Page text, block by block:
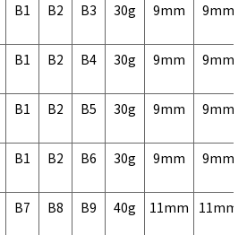
B1 B2 B3 30g 9mm 9mm
B1 B2 B4 30g 9mm 9mm
B1 B2 B5 30g 9mm 9mm
B1 B2 B6 30g 9mm 9mm
B7 B8 B9 40g 11mm 11mm